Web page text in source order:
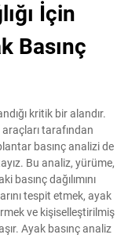
İçin
Basınç
kritik bir alandır.
tarafından
basınç analizi de
Bu analiz, yürüme,
basınç dağılımını
tespit etmek, ayak
ve kişiselleştirilmiş
Ayak basınç analiz